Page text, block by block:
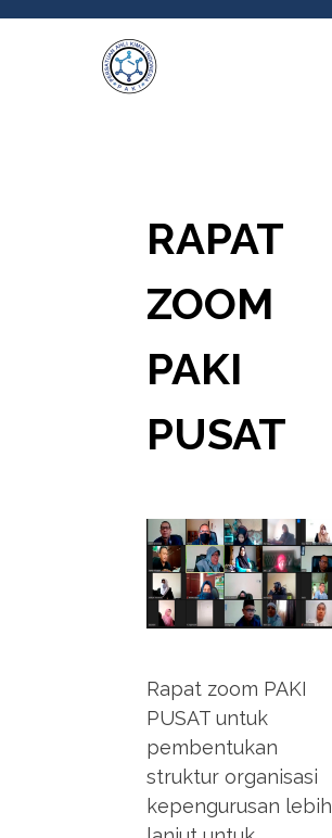
RAPAT
ZOOM
PAKI
PUSAT
Rapat zoom PAKI
PUSAT untuk
pembentukan
struktur organisasi
kepengurusan lebih